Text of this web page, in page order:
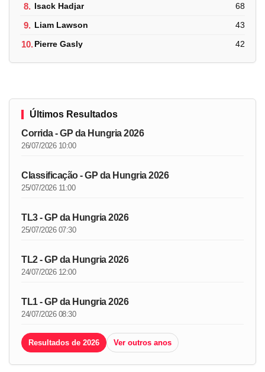
8. Isack Hadjar 68
9. Liam Lawson 43
10.Pierre Gasly 42
Últimos Resultados
Corrida - GP da Hungria 2026
26/07/2026 10:00
Classificação - GP da Hungria 2026
25/07/2026 11:00
TL3 - GP da Hungria 2026
25/07/2026 07:30
TL2 - GP da Hungria 2026
24/07/2026 12:00
TL1 - GP da Hungria 2026
24/07/2026 08:30
Resultados de 2026 Ver outros anos